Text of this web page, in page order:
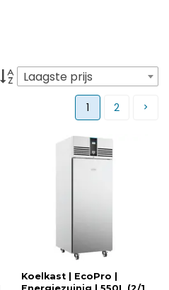
Laagste prijs
1 2
Koelkast | EcoPro |